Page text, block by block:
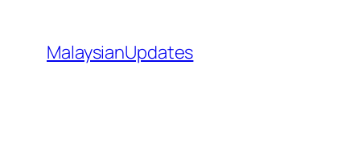
content
MalaysianUpdates